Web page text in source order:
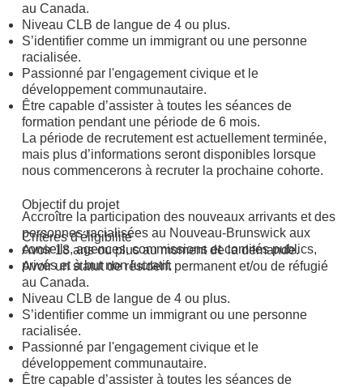
au Canada.
Niveau CLB de langue de 4 ou plus.
S’identifier comme un immigrant ou une personne
racialisée.
Passionné par l'engagement civique et le
développement communautaire.
Être capable d’assister à toutes les séances de
formation pendant une période de 6 mois.
La période de recrutement est actuellement terminée,
mais plus d’informations seront disponibles lorsque
nous commencerons à recruter la prochaine cohorte.
Objectif du projet
Accroître la participation des nouveaux arrivants et des
personnes racialisées au Nouveau-Brunswick aux
conseils, agences, commissions et comités publics,
privés et à but non lucratif.
Critères d'éligibilité
Avoir 18 ans ou plus au moment de la demande.
Avoir un statut de résident permanent et/ou de réfugié
au Canada.
Niveau CLB de langue de 4 ou plus.
S’identifier comme un immigrant ou une personne
racialisée.
Passionné par l'engagement civique et le
développement communautaire.
Être capable d’assister à toutes les séances de